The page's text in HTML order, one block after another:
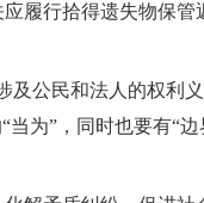
履行拾得遗失物保
公民和法人的权利
为”，同时也要有“